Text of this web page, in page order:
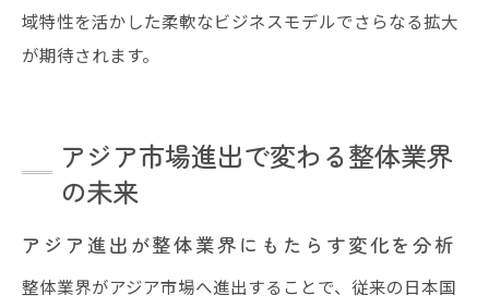
域特性を活かした柔軟なビジネスモデルでさらなる拡大
が期待されます。
アジア市場進出で変わる整体業界
の未来
アジア進出が整体業界にもたらす変化を分析
整体業界がアジア市場へ進出することで、従来の日本国